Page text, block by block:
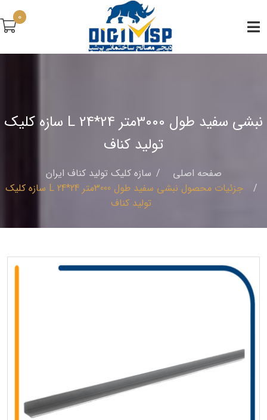
0
نبشی سفید طول 3000متر L 24*24 سازه کلیک
تولید کناف
صفحه اصلی
سازه كليك توليد كناف ايران
جزئیات محصول نبشی سفید طول 3000متر L 24*24 سازه کلیک
تولید کناف